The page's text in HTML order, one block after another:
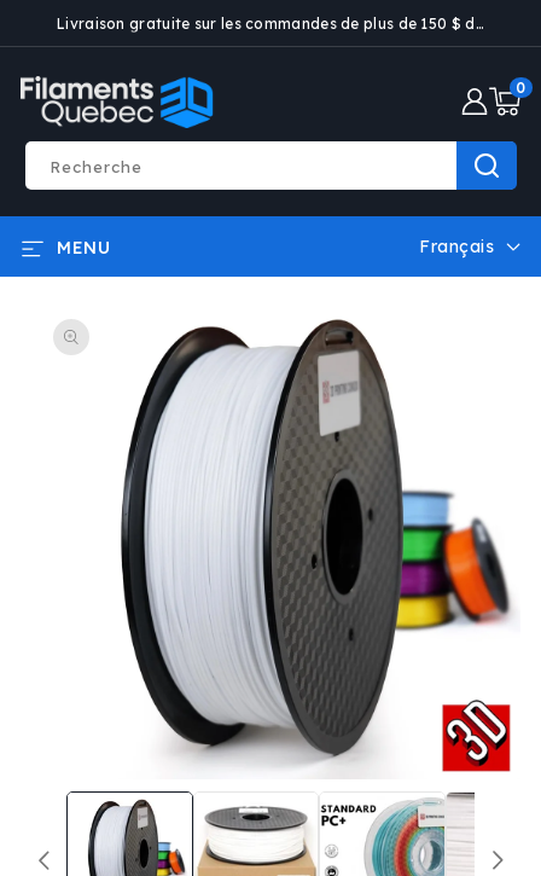
ET PASSER
CONTENU
Livraison gratuite sur les commandes de plus de 150 $ dans certaines villes
Recherche
0
0
MENU
L
a
Français
INFORMATIONS
PRODUITS
dans